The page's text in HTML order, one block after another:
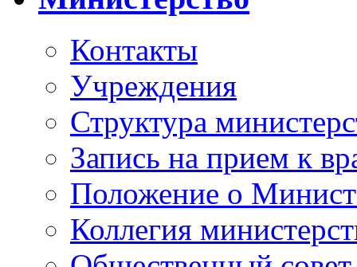
Контакты
Учреждения
Структура
Запись на прием к
Положение о
Коллегия